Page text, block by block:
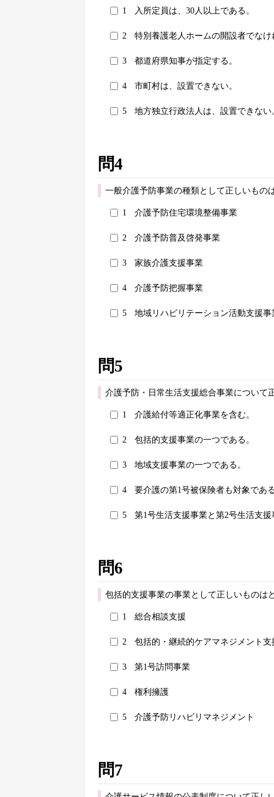
1 入所定員は、30人以上である。
2 特別養護老人ホームの開設者でな
3 都道府県知事が指定する。
4 市町村は、設置できない。
5 地方独立行政法人は、設置できない
問4
一般介護予防事業の種類として正しいもの
1 介護予防住宅環境整備事業
2 介護予防普及啓発事業
3 家族介護支援事業
4 介護予防把握事業
5 地域リハビリテーション活動支援事
問5
介護予防・日常生活支援総合事業について
1 介護給付等適正化事業を含む。
2 包括的支援事業の一つである。
3 地域支援事業の一つである。
4 要介護の第1号被保険者も対象であ
5 第1号生活支援事業と第2号生活支
問6
包括的支援事業の事業として正しいものは
1 総合相談支援
2 包括的・継続的ケアマネジメント支
3 第1号訪問事業
4 権利擁護
5 介護予防リハビリマネジメント
問7